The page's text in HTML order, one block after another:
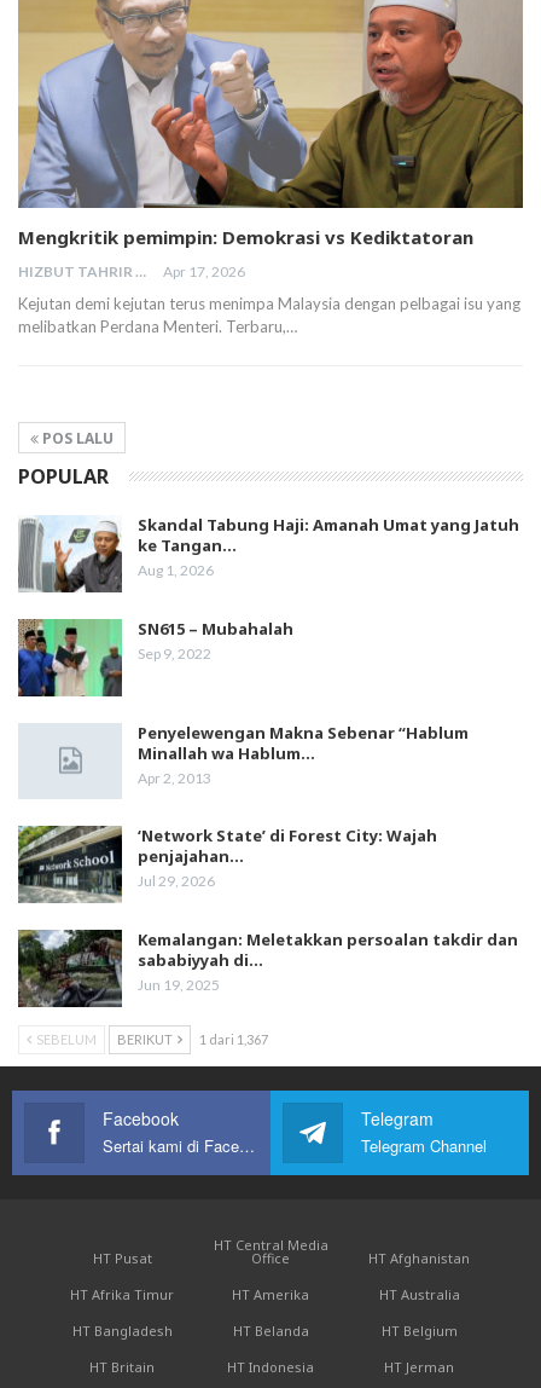
Mengkritik pemimpin: Demokrasi vs Kediktatoran
HIZBUT TAHRIR MALAYSIA Apr 17, 2026
Kejutan demi kejutan terus menimpa Malaysia dengan pelbagai isu yang
melibatkan Perdana Menteri. Terbaru,…
POS LALU
POPULAR
Skandal Tabung Haji: Amanah Umat yang Jatuh
ke Tangan…
Aug 1, 2026
SN615 – Mubahalah
Sep 9, 2022
Penyelewengan Makna Sebenar “Hablum
Minallah wa Hablum…
Apr 2, 2013
‘Network State’ di Forest City: Wajah
penjajahan…
Jul 29, 2026
Kemalangan: Meletakkan persoalan takdir dan
sababiyyah di…
Jun 19, 2025
SEBELUM BERIKUT 1 dari 1,367
Facebook
Sertai kami di Facebook
Telegram
Telegram Channel
HT Pusat
HT Central Media
Office
HT Afghanistan
HT Afrika Timur
HT Amerika
HT Australia
HT Bangladesh
HT Belanda
HT Belgium
HT Britain
HT Indonesia HT Jerman